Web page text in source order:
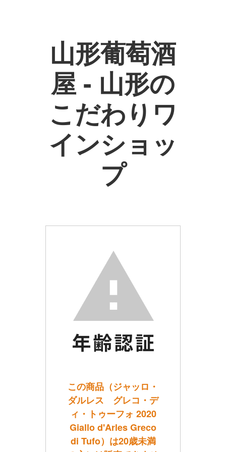
山形葡萄酒
屋 - 山形の
こだわりワ
インショッ
プ
この商品（ジャッロ・
ダルレス グレコ・デ
ィ・トゥーフォ 2020
Giallo d'Arles Greco
di Tufo）は20歳未満